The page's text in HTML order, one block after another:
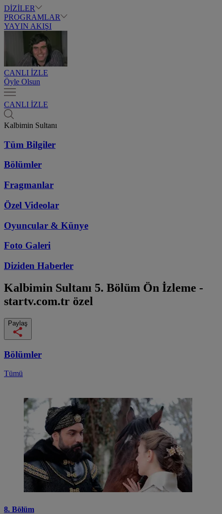
DİZİLER
PROGRAMLAR
YAYIN AKIŞI
CANLI İZLE
Öyle Olsun
CANLI İZLE
Kalbimin Sultanı
Tüm Bilgiler
Bölümler
Fragmanlar
Özel Videolar
Oyuncular & Künye
Foto Galeri
Diziden Haberler
Kalbimin Sultanı 5. Bölüm Ön İzleme -
startv.com.tr özel
Paylaş
Bölümler
Tümü
8. Bölüm